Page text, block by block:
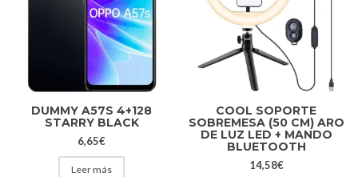
DUMMY A57S 4+128
STARRY BLACK
6,65€
Leer más
COOL SOPORTE
SOBREMESA (50 CM) ARO
DE LUZ LED + MANDO
BLUETOOTH
14,58€